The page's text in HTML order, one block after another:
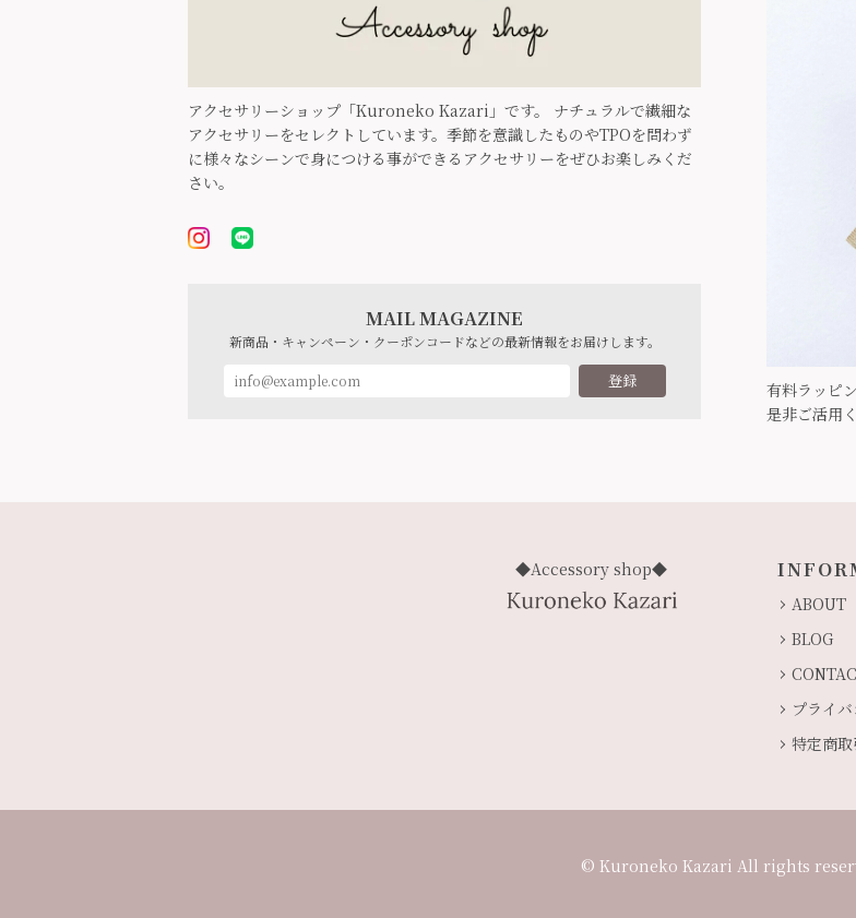
アクセサリーショップ「Kuroneko Kazari」です。 ナチュラルで繊細な
アクセサリーをセレクトしています。季節を意識したものやTPOを問わず
に様々なシーンで身につける事ができるアクセサリーをぜひお楽しみくだ
さい。
MAIL MAGAZINE
新商品・キャンペーン・クーポンコードなどの最新情報をお届けします。
登録
有料ラッピ
是非ご活用
◆Accessory shop◆
ABOUT
BLOG
プライ
特定商
© Kuroneko Kazari All rights